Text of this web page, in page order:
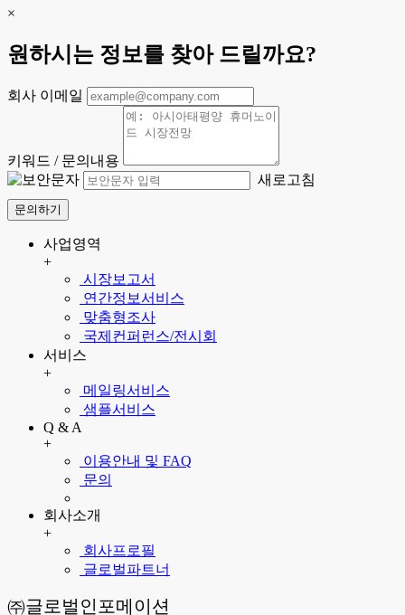
×
원하시는 정보를 찾아 드릴까요?
회사 이메일
키워드 / 문의내용
새로고침
문의하기
사업영역
+
시장보고서
연간정보서비스
맞춤형조사
국제컨퍼런스/전시회
서비스
+
메일링서비스
샘플서비스
Q & A
+
이용안내 및 FAQ
문의
회사소개
+
회사프로필
글로벌파트너
㈜글로벌인포메이션